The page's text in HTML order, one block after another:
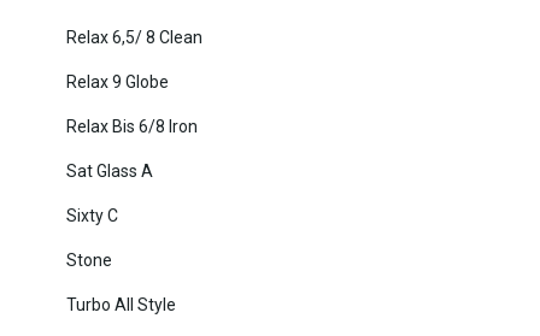
Relax 6,5/ 8 Clean
Relax 9 Globe
Relax Bis 6/8 Iron
Sat Glass A
Sixty C
Stone
Turbo All Style